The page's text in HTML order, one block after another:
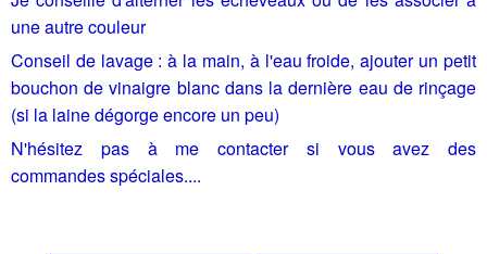
une autre couleur
Conseil de lavage : à la main, à l'eau froide, ajouter un petit
bouchon de vinaigre blanc dans la dernière eau de rinçage
(si la laine dégorge encore un peu)
N'hésitez pas à me contacter si vous avez des
commandes spéciales....